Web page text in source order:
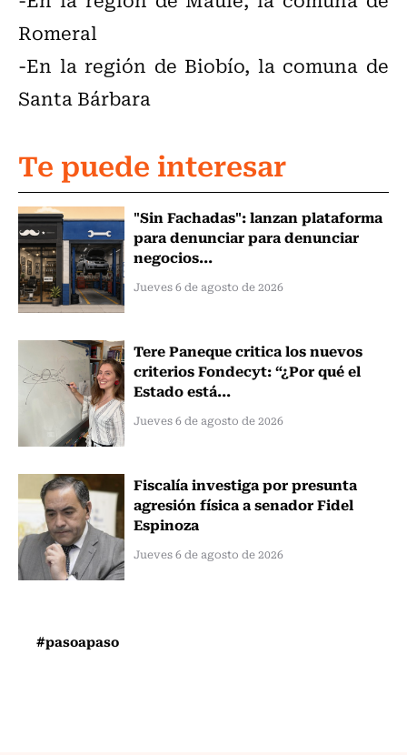
Romeral
-En la región de Biobío, la comuna de
Santa Bárbara
Te puede interesar
"Sin Fachadas": lanzan plataforma
para denunciar para denunciar
negocios...
Jueves 6 de agosto de 2026
Tere Paneque critica los nuevos
criterios Fondecyt: “¿Por qué el
Estado está...
Jueves 6 de agosto de 2026
Fiscalía investiga por presunta
agresión física a senador Fidel
Espinoza
Jueves 6 de agosto de 2026
#pasoapaso